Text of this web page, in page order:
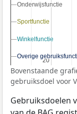
20
20
Onderwijsfunctie
Onderwijsfunctie
Sportfunctie
Sportfunctie
Winkelfunctie
Winkelfunctie
Overige
Overige
Bovenstaande
gebruiksdoel voor
Gebruiksdoelen